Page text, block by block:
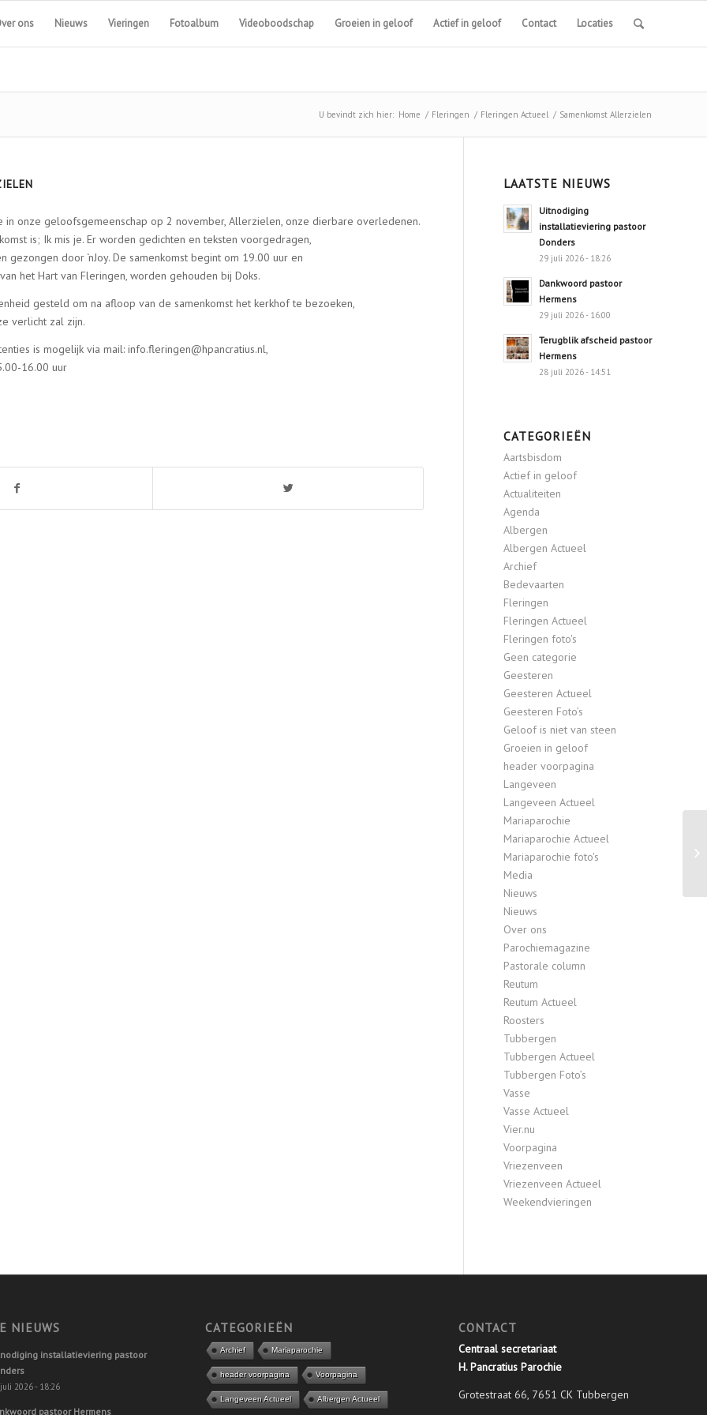
ons Nieuws Vieringen Fotoalbum Videoboodschap Groeien in geloof Actief in geloof Contact Locaties
U bevindt zich hier: Home / Fleringen / Fleringen Actueel / Samenkomst Allerzielen
in onze geloofsgemeenschap op 2 november, Allerzielen, onze dierbare overledenen.
is; Ik mis je. Er worden gedichten en teksten voorgedragen,
gezongen door ‘nJoy. De samenkomst begint om 19.00 uur en
het Hart van Fleringen, worden gehouden bij Doks.
gesteld om na afloop van de samenkomst het kerkhof te bezoeken,
verlicht zal zijn.
is mogelijk via mail: info.fleringen@hpancratius.nl,
16.00 uur
LAATSTE NIEUWS
Uitnodiging
installatieviering pastoor
Donders
29 juli 2026 - 18:26
Dankwoord pastoor
Hermens
29 juli 2026 - 16:00
Terugblik afscheid pastoor
Hermens
28 juli 2026 - 14:51
CATEGORIEËN
Aartsbisdom
Actief in geloof
Actualiteiten
Agenda
Albergen
Albergen Actueel
Archief
Bedevaarten
Fleringen
Fleringen Actueel
Fleringen foto's
Geen categorie
Geesteren
Geesteren Actueel
Geesteren Foto’s
Geloof is niet van steen
Groeien in geloof
header voorpagina
Langeveen
Langeveen Actueel
Mariaparochie
Mariaparochie Actueel
Mariaparochie foto's
Media
Nieuws
Nieuws
Over ons
Parochiemagazine
Pastorale column
Reutum
Reutum Actueel
Roosters
Tubbergen
Tubbergen Actueel
Tubbergen Foto’s
Vasse
Vasse Actueel
Vier.nu
Voorpagina
Vriezenveen
Vriezenveen Actueel
Weekendvieringen
NIEUWS
installatieviering pastoor
2026 - 18:26
pastoor Hermens
CATEGORIEËN
Archief Mariaparochie
header voorpagina Voorpagina
Langeveen Actueel Albergen Actueel
CONTACT
Centraal secretariaat
H. Pancratius Parochie
Grotestraat 66, 7651 CK Tubbergen